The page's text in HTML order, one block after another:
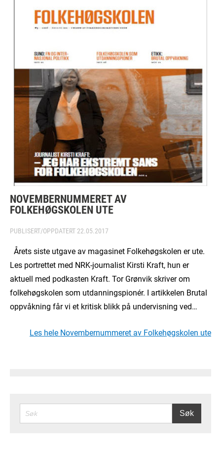
NOVEMBERNUMMERET AV
FOLKEHØGSKOLEN UTE
PUBLISERT/OPPDATERT 22.05.2017
Årets siste utgave av magasinet Folkehøgskolen er ute.
Les portrettet med NRK-journalist Kirsti Kraft, hun er
aktuell med podkasten Kraft. Tor Grønvik skriver om
folkehøgskolen som utdanningspionér. I artikkelen Brutal
oppvåkning får vi et kritisk blikk på undervisning ved…
Les hele Novembernummeret av Folkehøgskolen ute
SØK Søk